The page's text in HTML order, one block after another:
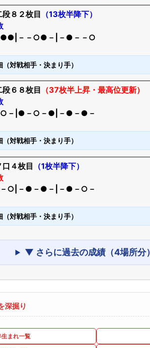
段８２枚目
（13枚半降下）
－－○●－|－●－－○
（対戦相手・決まり手）
段６８枚目
（37枚半上昇・最高位更新）
○－|●－○－●|－●－●－
（対戦相手・決まり手）
口４枚目
（1枚半降下）
○|－●－●－|－●－○－
（対戦相手・決まり手）
▼ さらに過去の成績（4場所分
深掘り
まれ一覧